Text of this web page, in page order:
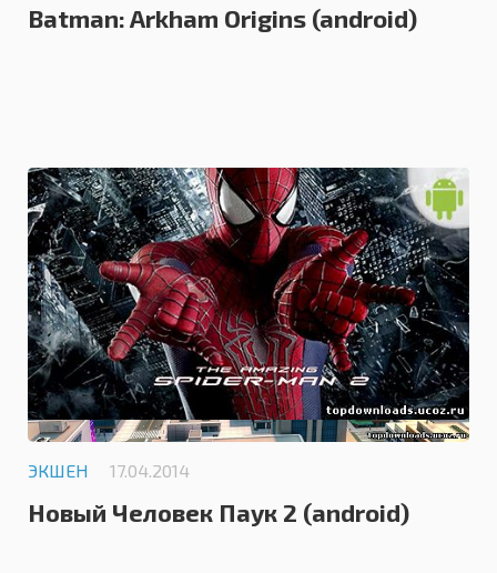
Batman: Arkham Origins (android)
3.0
ЭКШЕН 17.04.2014
Новый Человек Паук 2 (android)